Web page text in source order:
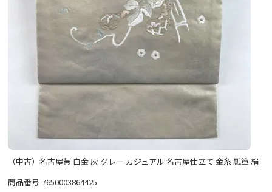
（中古）名古屋帯 白金 灰 グレー カジュアル 名古屋仕立て 金糸 瓢箪 絹
商品番号 7650003864425